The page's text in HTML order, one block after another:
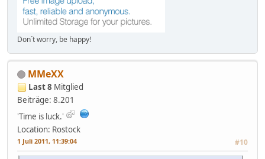
Don´t worry, be happy!
MMeXX
Last 8 Mitglied
Beiträge: 8.201
'Time is luck.'
Location: Rostock
1 Juli 2011, 11:39:04 #10